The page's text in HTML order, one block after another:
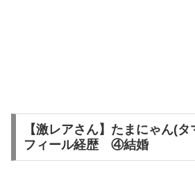
【激レアさん】たまにゃん(
フィール経歴 ④結婚